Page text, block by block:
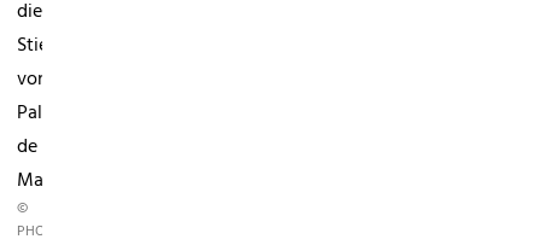
die
Stierkampfarena
von
Palma
de
Mallorca.
©
PHOTOPRESSSERVICE/WWW.PPS.AT